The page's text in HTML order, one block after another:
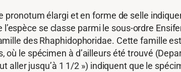
pronotum élargi et en forme de selle
se classe parmi le sous-ordre
des Rhaphidophoridae. Cette famille
le spécimen à d’ailleurs été trouvé
aller jusqu’à 1 1/2 ») indiquent que le